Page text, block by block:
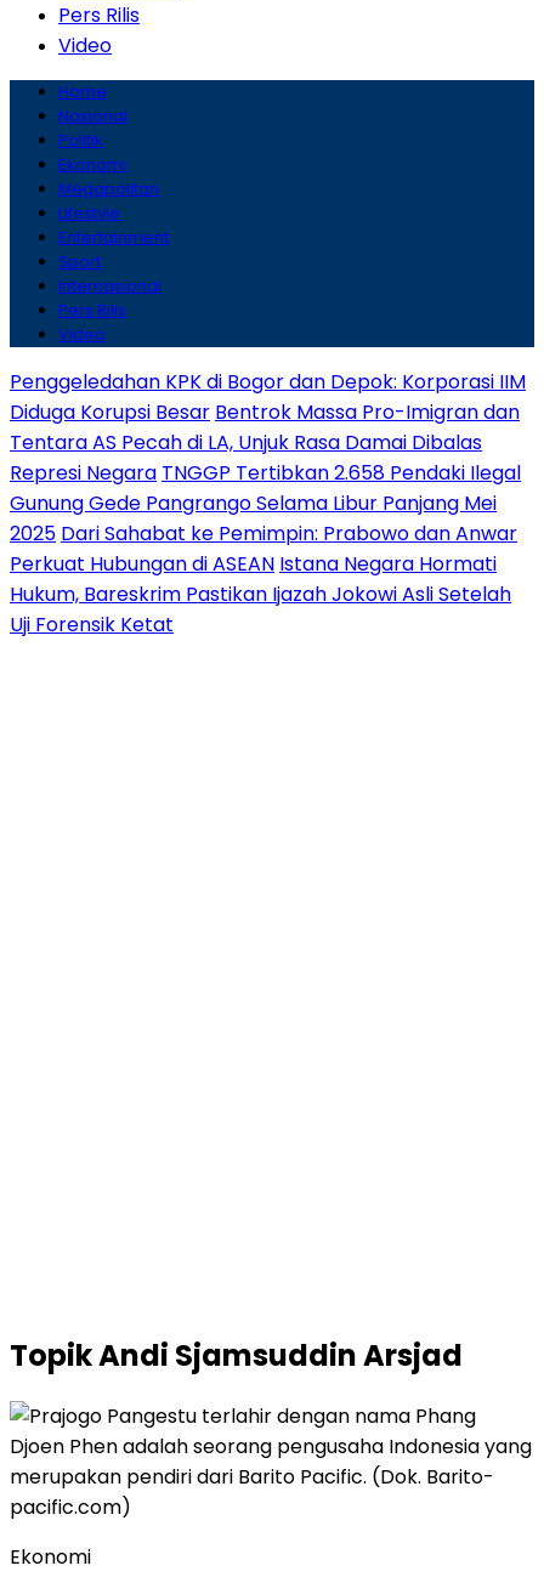
Pers Rilis
Video
Home
Nasional
Politik
Ekonomi
Megapolitan
Lifestyle
Entertainment
Sport
Internasional
Pers Rilis
Video
Penggeledahan KPK di Bogor dan Depok: Korporasi IIM
Diduga Korupsi Besar Bentrok Massa Pro-Imigran dan
Tentara AS Pecah di LA, Unjuk Rasa Damai Dibalas
Represi Negara TNGGP Tertibkan 2.658 Pendaki Ilegal
Gunung Gede Pangrango Selama Libur Panjang Mei
2025 Dari Sahabat ke Pemimpin: Prabowo dan Anwar
Perkuat Hubungan di ASEAN Istana Negara Hormati
Hukum, Bareskrim Pastikan Ijazah Jokowi Asli Setelah
Uji Forensik Ketat
TopikAndi Sjamsuddin Arsjad
Ekonomi